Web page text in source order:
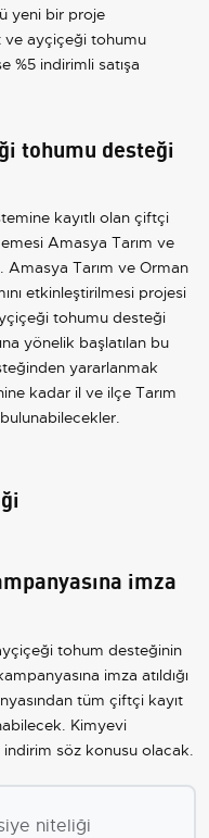
yeni bir proje
ve ayçiçeği tohumu
%5 indirimli satışa
tohumu desteği
kayıtlı olan çiftçi
Amasya Tarım ve
Amasya Tarım ve Orman
etkinleştirilmesi projesi
tohumu desteği
yönelik başlatılan bu
yararlanmak
kadar il ve ilçe Tarım
imza
tohum desteğinin
imza atıldığı
tüm çiftçi kayıt
Kimyevi
söz konusu olacak.
niteliği